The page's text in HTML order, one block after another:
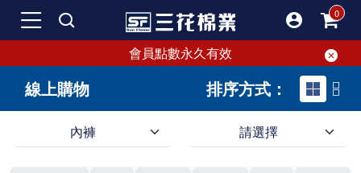
會員點數永久有效
線上購物 排序方式：
內褲 請選擇